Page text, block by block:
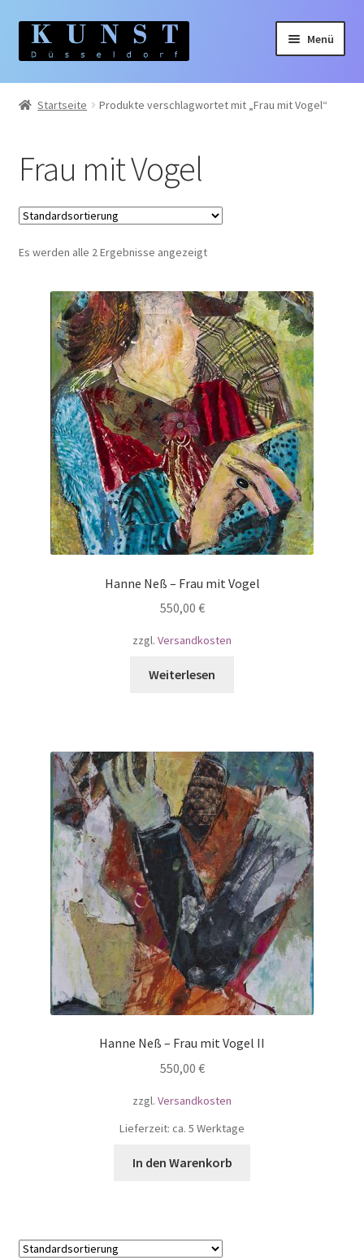
Zur
Navigation
Zum
Inhalt
Menü
Home
Künstler:innen
Themen
Startseite Produkte verschlagwortet mit „Frau mit Vogel“
Frau mit Vogel
Es werden alle 2 Ergebnisse angezeigt
Hanne Neß – Frau mit Vogel
550,00 €
zzgl. Versandkosten
Weiterlesen
Hanne Neß – Frau mit Vogel II
550,00 €
zzgl. Versandkosten
Lieferzeit: ca. 5 Werktage
In den Warenkorb